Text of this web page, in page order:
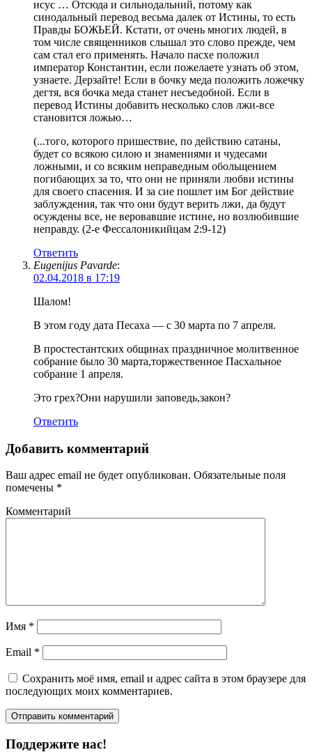
исус … Отсюда и сильнодальний, потому как
синодальный перевод весьма далек от Истины, то есть
Правды БОЖЬЕЙ. Кстати, от очень многих людей, в
том числе священников слышал это слово прежде, чем
сам стал его применять. Начало пасхе положил
император Константин, если пожелаете узнать об этом,
узнаете. Дерзайте! Если в бочку меда положить ложечку
дегтя, вся бочка меда станет несъедобной. Если в
перевод Истины добавить несколько слов лжи-все
становится ложью…
(...того, которого пришествие, по действию сатаны,
будет со всякою силою и знамениями и чудесами
ложными, и со всяким неправедным обольщением
погибающих за то, что они не приняли любви истины
для своего спасения. И за сие пошлет им Бог действие
заблуждения, так что они будут верить лжи, да будут
осуждены все, не веровавшие истине, но возлюбившие
неправду. (2-е Фессалоникийцам 2:9-12)
Ответить
Eugenijus Pavarde:
02.04.2018 в 17:19
Шалом!
В этом году дата Песаха — с 30 марта по 7 апреля.
В простестантских общинах праздничное молитвенное
собрание было 30 марта,торжественное Пасхальное
собрание 1 апреля.
Это грех?Они нарушили заповедь,закон?
Ответить
Добавить комментарий
Ваш адрес email не будет опубликован. Обязательные поля
помечены *
Комментарий
Имя *
Email *
Сохранить моё имя, email и адрес сайта в этом браузере для
последующих моих комментариев.
Поддержите нас!